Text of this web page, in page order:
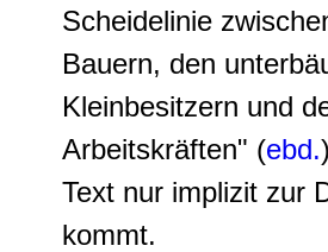
Scheidelinie
Bauern, den
Kleinbesitzern und
Arbeitskräften" (ebd.
Text nur implizit zur
kommt.